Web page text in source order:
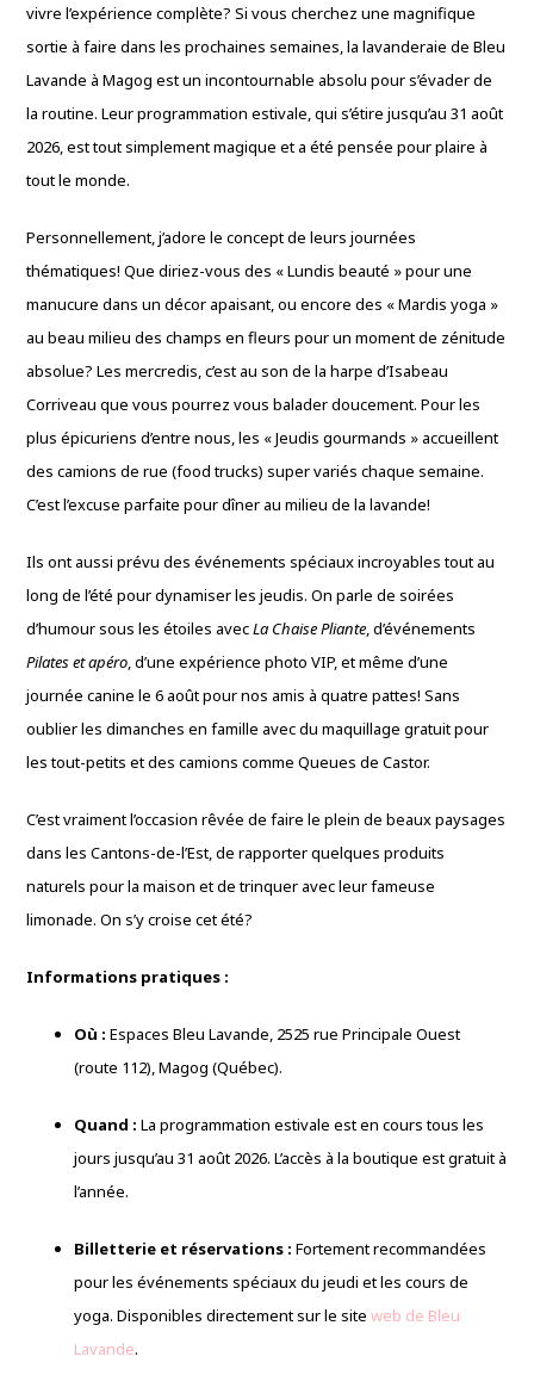
vivre l’expérience complète? Si vous cherchez une magnifique
sortie à faire dans les prochaines semaines, la lavanderaie de Bleu
Lavande à Magog est un incontournable absolu pour s’évader de
la routine. Leur programmation estivale, qui s’étire jusqu’au 31 août
2026, est tout simplement magique et a été pensée pour plaire à
tout le monde.
Personnellement, j’adore le concept de leurs journées
thématiques! Que diriez-vous des « Lundis beauté » pour une
manucure dans un décor apaisant, ou encore des « Mardis yoga »
au beau milieu des champs en fleurs pour un moment de zénitude
absolue? Les mercredis, c’est au son de la harpe d’Isabeau
Corriveau que vous pourrez vous balader doucement. Pour les
plus épicuriens d’entre nous, les « Jeudis gourmands » accueillent
des camions de rue (food trucks) super variés chaque semaine.
C’est l’excuse parfaite pour dîner au milieu de la lavande!
Ils ont aussi prévu des événements spéciaux incroyables tout au
long de l’été pour dynamiser les jeudis. On parle de soirées
d’humour sous les étoiles avecLa Chaise Pliante, d’événements
Pilates et apéro, d’une expérience photo VIP, et même d’une
journée canine le 6 août pour nos amis à quatre pattes! Sans
oublier les dimanches en famille avec du maquillage gratuit pour
les tout-petits et des camions comme Queues de Castor.
C’est vraiment l’occasion rêvée de faire le plein de beaux paysages
dans les Cantons-de-l’Est, de rapporter quelques produits
naturels pour la maison et de trinquer avec leur fameuse
limonade. On s’y croise cet été?
Informations pratiques :
Où : Espaces Bleu Lavande, 2525 rue Principale Ouest
(route 112), Magog (Québec).
Quand : La programmation estivale est en cours tous les
jours jusqu’au 31 août 2026. L’accès à la boutique est gratuit à
l’année.
Billetterie et réservations : Fortement recommandées
pour les événements spéciaux du jeudi et les cours de
yoga. Disponibles directement sur le siteweb de Bleu
Lavande.